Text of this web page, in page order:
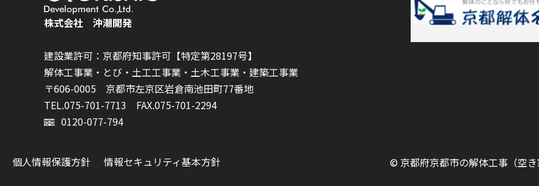
株式会社 沖潮開発
建設業許可：京都府知事許可【特定第28197号】
解体工事業・とび・土工工事業・土木工事業・建築工事業
〒606-0005 京都市左京区岩倉南池田町77番地
TEL.075-701-7713 FAX.075-701-2294
0120-077-794
個人情報保護方針 情報セキュリティ基本方針 © 京都府京都市の解体工事（空